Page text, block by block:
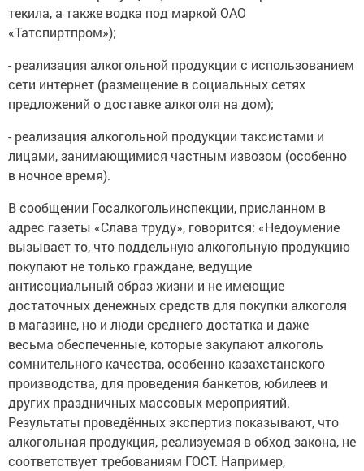
текила, а также водка под маркой ОАО
«Татспиртпром»);
- реализация алкогольной продукции с использованием
сети интернет (размещение в социальных сетях
предложений о доставке алкоголя на дом);
- реализация алкогольной продукции таксистами и
лицами, занимающимися частным извозом (особенно
в ночное время).
В сообщении Госалкогольинспекции, присланном в
адрес газеты «Слава труду», говорится: «Недоумение
вызывает то, что поддельную алкогольную продукцию
покупают не только граждане, ведущие
антисоциальный образ жизни и не имеющие
достаточных денежных средств для покупки алкоголя
в магазине, но и люди среднего достатка и даже
весьма обеспеченные, которые закупают алкоголь
сомнительного качества, особенно казахстанского
производства, для проведения банкетов, юбилеев и
других праздничных массовых мероприятий.
Результаты проведённых экспертиз показывают, что
алкогольная продукция, реализуемая в обход закона, не
соответствует требованиям ГОСТ. Например,